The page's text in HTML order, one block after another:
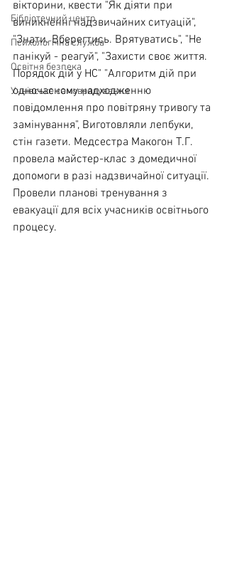
Бібліотечний центр
Психологічна служба
Освітня безпека
Учнівське самоврядування
вікторини, квести "Як діяти при
виникненні надзвичайних ситуацій",
"Знати. Вберегтись. Врятуватись", "Не
панікуй - реагуй", "Захисти своє життя.
Порядок дій у НС" "Алгоритм дій при
одночасному надходженню
повідомлення про повітряну тривогу та
замінування", Виготовляли лепбуки,
стін газети. Медсестра Макогон Т.Г.
провела майстер-клас з домедичної
допомоги в разі надзвичайної ситуації.
Провели планові тренування з
евакуації для всіх учасників освітнього
процесу.